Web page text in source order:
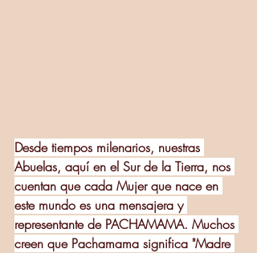
Desde tiempos milenarios, nuestras
Abuelas, aquí en el Sur de la Tierra, nos
cuentan que cada Mujer que nace en
este mundo es una mensajera y
representante de PACHAMAMA. Muchos
creen que Pachamama significa "Madre